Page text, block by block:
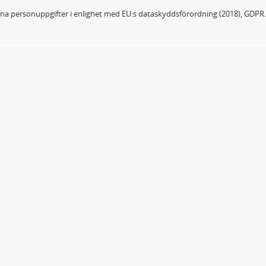
personuppgifter i enlighet med EU:s dataskyddsförordning (2018), GDPR.